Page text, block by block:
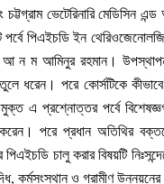
ভেটেরিনারি মেডিসিন
পিএইচডি ইন
ন ম আমিনুর রহমান।
ধরেন। পরে কোর্সটিকে
এ প্রশ্নোত্তর পর্বে
পরে প্রধান অতিথির
চালু করার বিষয়টি
কর্মসংস্থান ও গ্রামীণ